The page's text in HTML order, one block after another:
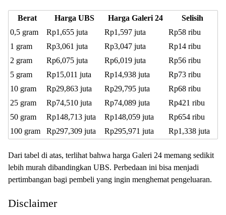
Berat Harga UBS Harga Galeri 24
Selisih
0,5 gram
Rp1,655 juta Rp1,597 juta
Rp58 ribu
1 gram
Rp3,061 juta Rp3,047 juta
Rp14 ribu
2 gram
Rp6,075 juta Rp6,019 juta
Rp56 ribu
5 gram
Rp15,011 juta Rp14,938 juta
Rp73 ribu
10 gram
Rp29,863 juta Rp29,795 juta
Rp68 ribu
25 gram
Rp74,510 juta Rp74,089 juta
Rp421 ribu
50 gram
Rp148,713 juta Rp148,059 juta
Rp654 ribu
100 gram
Rp297,309 juta Rp295,971 juta Rp1,338 juta
Dari tabel di atas, terlihat bahwa harga Galeri 24 memang sedikit
lebih murah dibandingkan UBS. Perbedaan ini bisa menjadi
pertimbangan bagi pembeli yang ingin menghemat pengeluaran.
Disclaimer